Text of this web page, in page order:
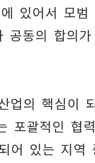
있어서 모
공동의 합의
업의 핵심이
포괄적인 협
어 있는 지